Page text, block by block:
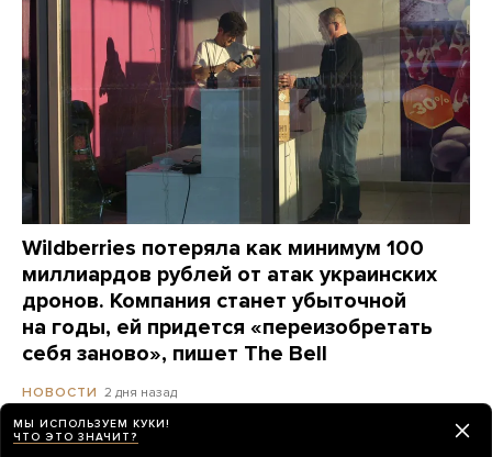
Wildberries потеряла как минимум 100
миллиардов рублей от атак украинских
дронов. Компания станет убыточной
на годы, ей придется «переизобретать
себя заново», пишет The Bell
НОВОСТИ 2 дня назад
МЫ ИСПОЛЬЗУЕМ КУКИ!
ЧТО ЭТО ЗНАЧИТ?